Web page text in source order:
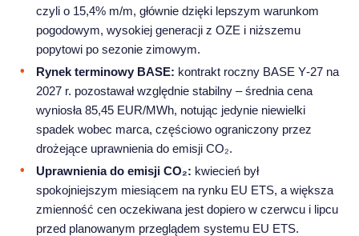
czyli o 15,4% m/m, głównie dzięki lepszym warunkom
pogodowym, wysokiej generacji z OZE i niższemu
popytowi po sezonie zimowym.
Rynek terminowy BASE: kontrakt roczny BASE Y‑27 na
2027 r. pozostawał względnie stabilny – średnia cena
wyniosła 85,45 EUR/MWh, notując jedynie niewielki
spadek wobec marca, częściowo ograniczony przez
drożejące uprawnienia do emisji CO₂.
Uprawnienia do emisji CO₂: kwiecień był
spokojniejszym miesiącem na rynku EU ETS, a większa
zmienność cen oczekiwana jest dopiero w czerwcu i lipcu
przed planowanym przeglądem systemu EU ETS.